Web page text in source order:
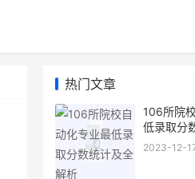
热门文章
106所院
低录取分
2023-12-